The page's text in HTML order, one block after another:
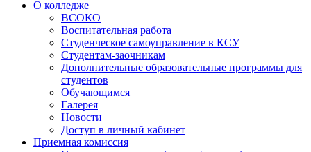
О колледже
ВСОКО
Воспитательная работа
Студенческое самоуправление в КСУ
Студентам-заочникам
Дополнительные образовательные программы для
студентов
Обучающимся
Галерея
Новости
Доступ в личный кабинет
Приемная комиссия